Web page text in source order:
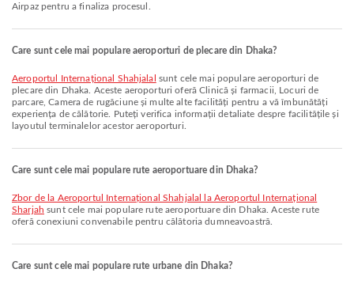
Airpaz pentru a finaliza procesul.
Care sunt cele mai populare aeroporturi de plecare din Dhaka?
Aeroportul Internațional Shahjalal sunt cele mai populare aeroporturi de
plecare din Dhaka. Aceste aeroporturi oferă Clinică și farmacii, Locuri de
parcare, Camera de rugăciune și multe alte facilități pentru a vă îmbunătăți
experiența de călătorie. Puteți verifica informații detaliate despre facilitățile și
layoutul terminalelor acestor aeroporturi.
Care sunt cele mai populare rute aeroportuare din Dhaka?
zbor de la Aeroportul Internațional Shahjalal la Aeroportul Internațional
Sharjah sunt cele mai populare rute aeroportuare din Dhaka. Aceste rute
oferă conexiuni convenabile pentru călătoria dumneavoastră.
Care sunt cele mai populare rute urbane din Dhaka?